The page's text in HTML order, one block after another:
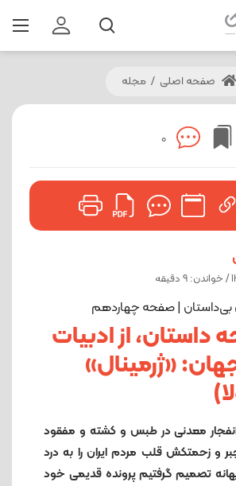
صفحه اصلی / مجله
0
بی‌داستان | صفحه چهاردهم
از ادبیات
«ژرمینال»
معدنی در طبس و کشته و مفقود
و زحمتکش قلب مردم ایران را به درد
تصمیم گرفتیم پرونده قدیمی خود